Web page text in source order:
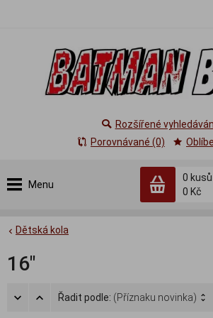
Menu
0 kusů
0 Kč
Rozšířené
Porovnávané (0)
Dětská kola
16"
Řadit podle: (Příznaku novinka)